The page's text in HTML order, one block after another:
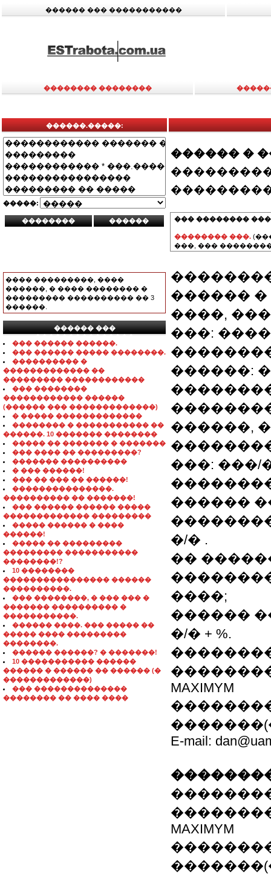
������ ��� �����������
�������� ��������
������.�����:
�����:
���� ���������, ����
������, � ���� �������� �
��������� ���������� �� 3
������.
������ ���
���������������
��� ������ ������.
��� ������ ����� ��������.
���������� �
������������� ��
��������� ������������
��� ��������
������������ ������
(������ ��� �������������)
� ����� �������������
�������� � ����������� ��
������. 10 ������� ��������
����� �� ������� � �������
��� ���� �� ���������?
������� ����������
� ��� ������!
��� �� ��� �� ������!
���������������.
���������� �� �������!
��� ������ ������ �����
������������� ���������
����� ������ � ����
������!
����� �� ���������
��������� �����������
��������!?
10 ��������
���������������� ������
����������.
��� ��������, � ��� ��� �
������� ���������� �
�����������.
������ ����. ��� ����� ��
����� ���� ���������
��������.
������ ������? � �������!
10 ����������� ������
������ � ������ �� ������ (�
�������������)
��� ��������������
�������� �� ���� ����
������ �
��� ��������
�������� ���.
���, ���
������ �
����,
���:
������:
������,
���: ���/
������
�/� .
��
����;
������
�/� + %.
MAXIMYM
�������(�):
E-mail:
MAXIMYM
�������(�):